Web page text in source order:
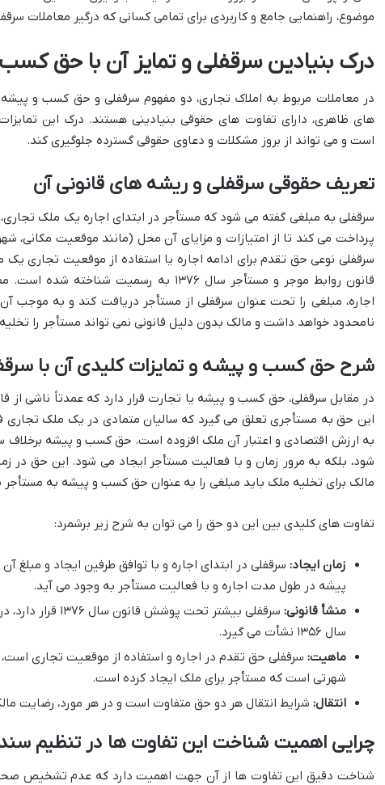
موضوع، راهنمایی جامع و کاربردی برای تمامی کسانی که درگیر معاملات
درک بنیادین سرقفلی و تمایز آن با حق
در معاملات مربوط به املاک تجاری، دو مفهوم سرقفلی و حق کسب و
های ظاهری، دارای تفاوت های حقوقی بنیادینی هستند. درک این
است و می تواند از بروز مشکلات و دعاوی حقوقی گسترده جلوگیری کند.
تعریف حقوقی سرقفلی و ریشه های قانونی آن
سرقفلی به مبلغی گفته می شود که مستأجر در ابتدای اجاره یک ملک تجاری،
پرداخت می کند تا از امتیازات و مزایای آن محل (مانند موقعیت مکانی،
سرقفلی نوعی حق تقدم برای ادامه اجاره یا استفاده از موقعیت تجاری
قانون روابط موجر و مستأجر سال ۱۳۷۶ به
اجاره، مبلغی را تحت عنوان سرقفلی از مستأجر دریافت کند و به موجب
نامحدود خواهد داشت و مالک بدون دلیل قانونی نمی تواند مستأجر را
شرح حق کسب و پیشه و تمایزات کلیدی آن با
این حق به مستأجری تعلق می گیرد که سالیان متمادی در یک ملک
به ارزش اقتصادی و اعتبار آن ملک افزوده است. حق کسب و پیشه برخلاف
شود، بلکه به مرور زمان و با فعالیت مستأجر ایجاد می شود. این حق در
مالک برای تخلیه ملک باید مبلغی را به عنوان حق کسب و پیشه به مستأجر
تفاوت های کلیدی بین این دو حق را می توان به شرح زیر برشمرد:
زمان ایجاد: سرقفلی در ابتدای اجاره و با توافق طرفین ایجاد و
پیشه در طول مدت اجاره و با فعالیت مستأجر به وجود می آید.
منشأ قانونی:
سرقفلی بیشتر تحت
سال ۱۳۵۶ نشأت می گیرد.
ماهیت: سرقفلی حق تقدم در اجاره و استفاده از موقعیت تجاری
شهرتی است که مستأجر برای ملک ایجاد کرده است.
انتقال: شرایط انتقال هر دو حق متفاوت است و در هر مورد، رضایت
چرایی اهمیت شناخت این تفاوت ها در تنظیم
شناخت دقیق این تفاوت ها از آن جهت اهمیت دارد که عدم تشخیص